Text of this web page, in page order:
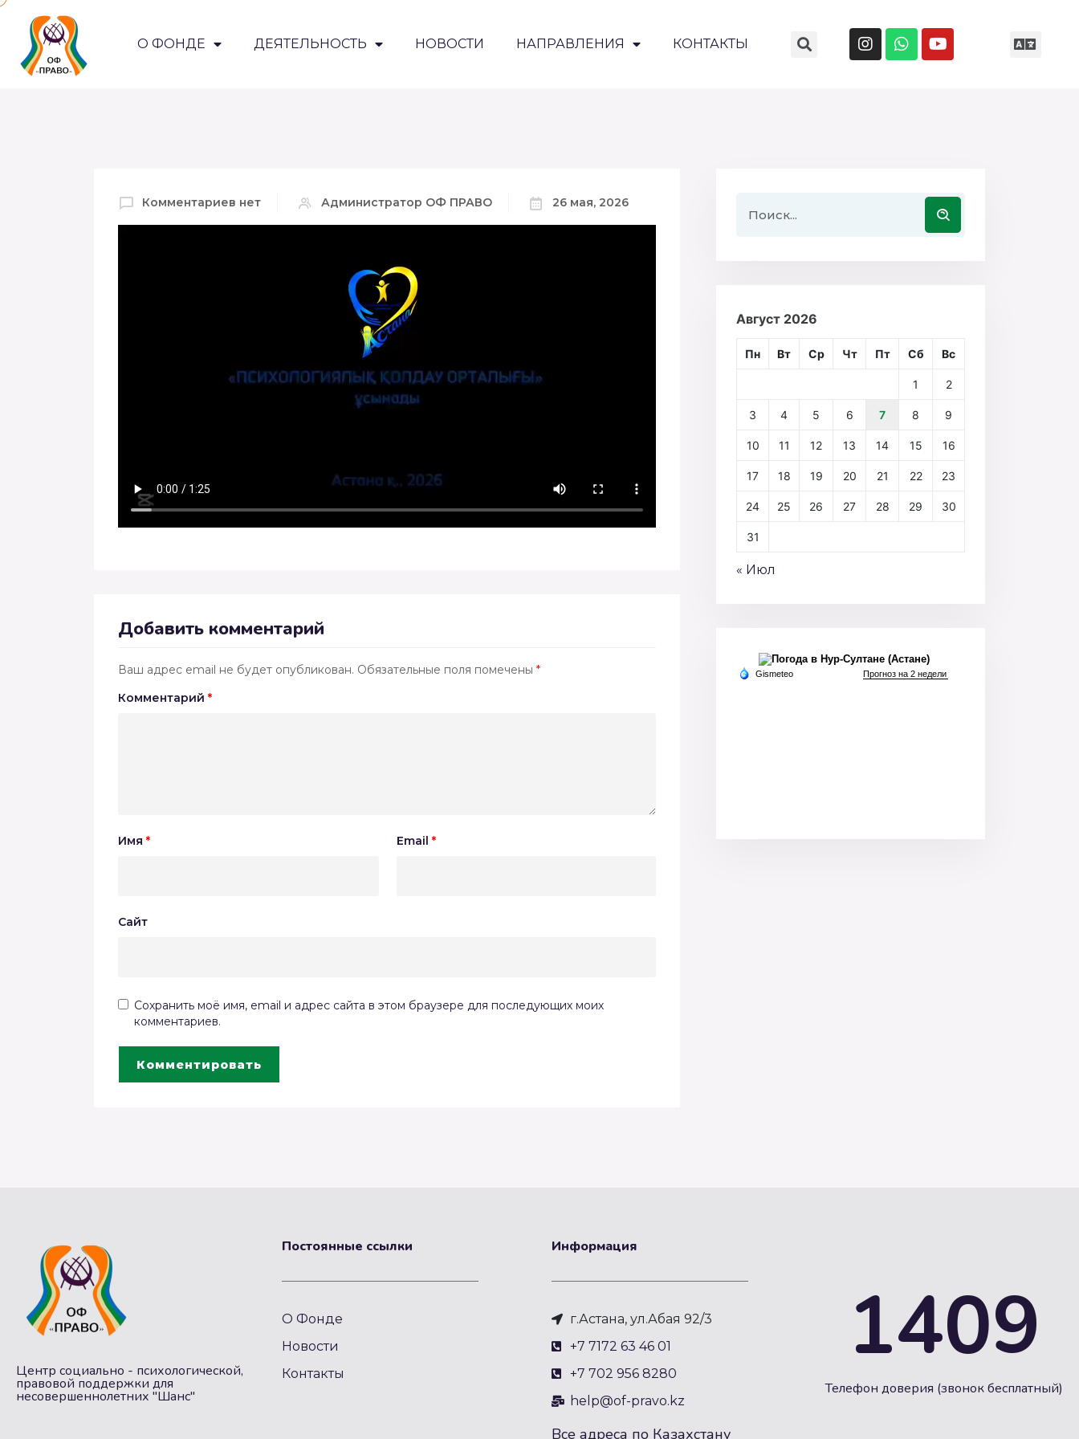
О ФОНДЕ ДЕЯТЕЛЬНОСТЬ НОВОСТИ НАПРАВЛЕНИЯ КОНТАКТЫ
Комментариев нет Администратор ОФ ПРАВО 26 мая, 2026
Добавить комментарий
Ваш адрес email не будет опубликован. Обязательные поля помечены *
Комментарий *
Имя * Email *
Сайт
Сохранить моё имя, email и адрес сайта в этом браузере для последующих моих
комментариев.
Август 2026
Пн Вт Ср Чт Пт Сб Вс
1 2
3 4 5 6 7 8 9
10 11 12 13 14 15 16
17 18 19 20 21 22 23
24 25 26 27 28 29 30
31
« Июл
Центр социально - психологической,
правовой поддержки для
несовершеннолетних "Шанс"
Постоянные ссылки
О Фонде
Новости
Контакты
Информация
г.Астана, ул.Абая 92/3
+7 7172 63 46 01
+7 702 956 8280
help@of-pravo.kz
Все адреса по Казахстану
1409
Телефон доверия (звонок бесплатный)